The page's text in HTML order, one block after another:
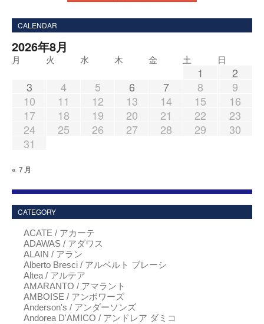
CALENDAR
2026年8月
月 火 水 木 金 土 日
1
2
3
4 5 6 7 8
9
10
11 12 13 14 15
16
17
18 19 20 21 22
23
24
25 26 27 28 29
30
31
« 7月
CATEGORY
ACATE / アカーテ
ADAWAS / アダワス
ALAIN / アラン
Alberto Bresci / アルベルト ブレーシ
Altea / アルテア
AMARANTO / アマラント
AMBOISE / アンボワーズ
Anderson's / アンダーソンズ
Andorea D'AMICO / アンドレア ダミコ